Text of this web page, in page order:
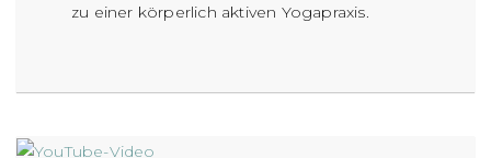
zu einer körperlich aktiven Yogapraxis.